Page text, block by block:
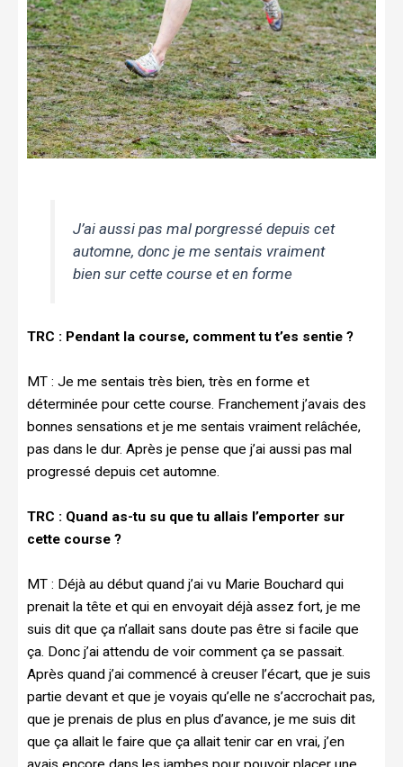
J’ai aussi pas mal porgressé depuis cet
automne, donc je me sentais vraiment
bien sur cette course et en forme
TRC : Pendant la course, comment tu t’es sentie ?
MT : Je me sentais très bien, très en forme et
déterminée pour cette course. Franchement j’avais des
bonnes sensations et je me sentais vraiment relâchée,
pas dans le dur. Après je pense que j’ai aussi pas mal
progressé depuis cet automne.
TRC : Quand as-tu su que tu allais l’emporter sur
cette course ?
MT : Déjà au début quand j’ai vu Marie Bouchard qui
prenait la tête et qui en envoyait déjà assez fort, je me
suis dit que ça n’allait sans doute pas être si facile que
ça. Donc j’ai attendu de voir comment ça se passait.
Après quand j’ai commencé à creuser l’écart, que je suis
partie devant et que je voyais qu’elle ne s’accrochait pas,
que je prenais de plus en plus d’avance, je me suis dit
que ça allait le faire que ça allait tenir car en vrai, j’en